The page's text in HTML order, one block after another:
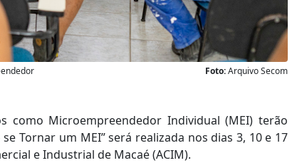
Foto:Arquivo Secom
como Microempreendedor Individual (MEI) terão
Tornar um MEI” será realizada nos dias 3, 10 e 17
e Industrial de Macaé (ACIM).